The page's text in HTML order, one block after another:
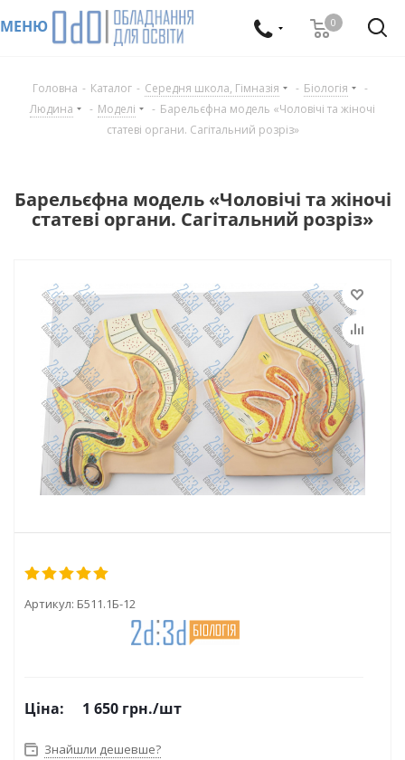
МЕНЮ 0
Головна - Каталог - Середня школа, Гімназія - Біологія
-
Людина
- Моделі - Барельєфна модель «Чоловічі та жіночі
статеві органи. Сагітальний розріз»
Барельєфна модель «Чоловічі та жіночі
статеві органи. Сагітальний розріз»
Артикул: Б511.1Б-12
Ціна: 1 650 грн./шт
Знайшли дешевше?